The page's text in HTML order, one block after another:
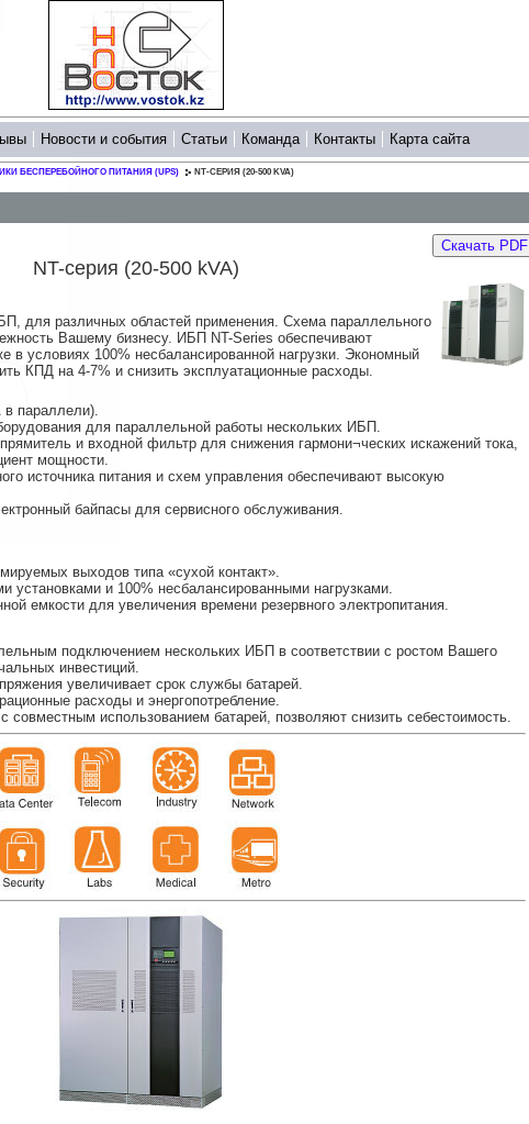
Новости и события Статьи Команда Контакты Карта сайта
БЕСПЕРЕБОЙНОГО ПИТАНИЯ (UPS) NT-СЕРИЯ (20-500 KVA)
Скачать PDF
NT-серия (20-500 kVA)
для различных областей применения. Схема параллельного
Вашему бизнесу. ИБП NT-Series обеспечивают
в условиях 100% несбалансированной нагрузки. Экономный
КПД на 4-7% и снизить эксплуатационные расходы.
параллели).
для параллельной работы нескольких ИБП.
и входной фильтр для снижения гармони¬ческих искажений тока,
мощности.
источника питания и схем управления обеспечивают высокую
байпасы для сервисного обслуживания.
выходов типа «сухой контакт».
установками и 100% несбалансированными нагрузками.
емкости для увеличения времени резервного электропитания.
подключением нескольких ИБП в соответствии с ростом Вашего
инвестиций.
увеличивает срок службы батарей.
расходы и энергопотребление.
совместным использованием батарей, позволяют снизить себестоимость.